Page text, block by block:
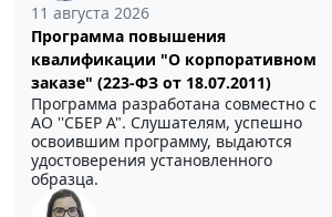
11 августа 2026
Программа повышения
квалификации "О корпоративном
заказе" (223-ФЗ от 18.07.2011)
Программа разработана совместно с
АО ''СБЕР А". Слушателям, успешно
освоившим программу, выдаются
удостоверения установленного
образца.